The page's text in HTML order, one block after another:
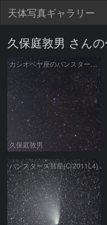
天体写真ギャラリー
久保庭敦男 さん
カシオペヤ座のパンスターズ彗星
久保庭敦男
パンスターズ彗星(C/2011L4)